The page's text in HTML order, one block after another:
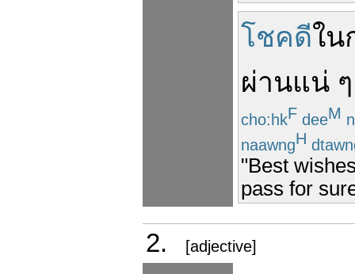
โชคดีใน
ผ่านแน่ ๆ
cho:hkF deeM
naawngH
"Best
pass for
2. [adjective]